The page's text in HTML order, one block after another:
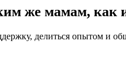
же мамам, как
делиться опытом и